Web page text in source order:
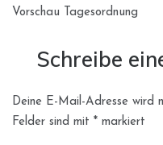
Vorschau Tagesordnung
Schreibe
Deine E-Mail-Adresse wird
Felder sind mit * markiert